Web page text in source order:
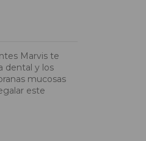
Marvis te
dental y los
mucosas
este